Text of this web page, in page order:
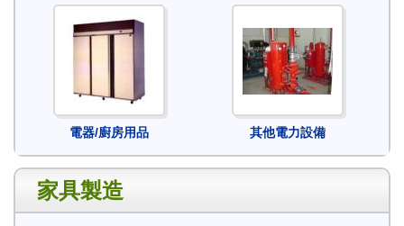
電器/廚房用品 其他電力設備
家具製造